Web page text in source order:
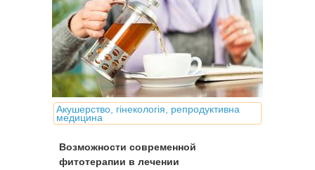
Акушерство, гінекологія, репродуктивна
медицина
Возможности современной
фитотерапии в лечении